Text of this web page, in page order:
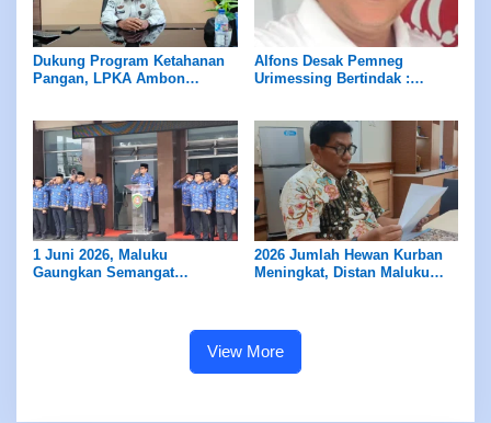
Dukung Program Ketahanan
Pangan, LPKA Ambon
Alfons Desak Pemneg
Urimessing Bertindak :
1 Juni 2026, Maluku
Gaungkan Semangat
2026 Jumlah Hewan Kurban
Meningkat, Distan Maluku
View More